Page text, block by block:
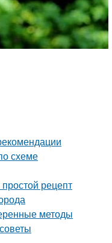
схеме
рецепт
методы